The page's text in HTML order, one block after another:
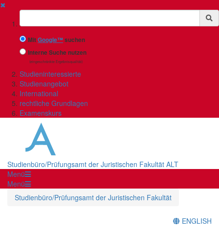
✖
Suchbegriff
MitGoogle™suchen
Interne Suche nutzen
(eingeschränkte Ergebnisqualität)
Studieninteressierte
Studienangebot
International
rechtliche Grundlagen
Examenskurs
Studienbüro/Prüfungsamt der Juristischen Fakultät ALT
Menü
Menü
Studienbüro/Prüfungsamt der Juristischen Fakultät
ENGLISH